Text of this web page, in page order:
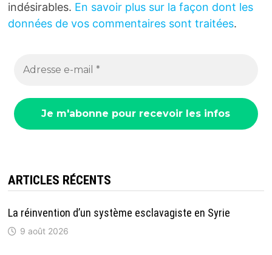
indésirables. En savoir plus sur la façon dont les
données de vos commentaires sont traitées.
ARTICLES RÉCENTS
La réinvention d’un système esclavagiste en Syrie
9 août 2026